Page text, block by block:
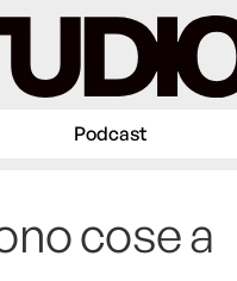
Podcast
cose a